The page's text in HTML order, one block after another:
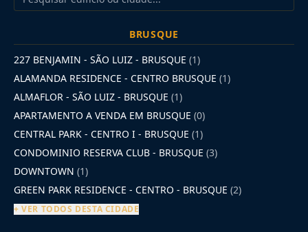
BRUSQUE
227 BENJAMIN - SÃO LUIZ - BRUSQUE (1)
ALAMANDA RESIDENCE - CENTRO BRUSQUE (1)
ALMAFLOR - SÃO LUIZ - BRUSQUE (1)
APARTAMENTO A VENDA EM BRUSQUE (0)
CENTRAL PARK - CENTRO I - BRUSQUE (1)
CONDOMINIO RESERVA CLUB - BRUSQUE (3)
DOWNTOWN (1)
GREEN PARK RESIDENCE - CENTRO - BRUSQUE (2)
+ VER TODOS DESTA CIDADE